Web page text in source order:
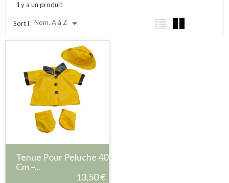
Il y a un produit
Sort by:Nom, A à Z 
Tenue Pour Peluche 40
Cm –...
13,50 €